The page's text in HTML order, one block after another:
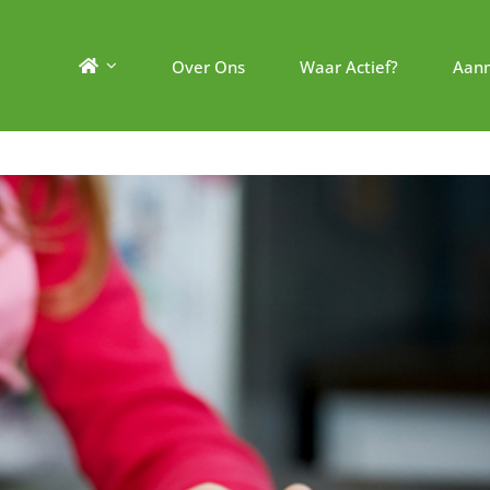
Over Ons Waar Actief?